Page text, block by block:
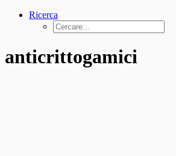
Ricerca
anticrittogamici